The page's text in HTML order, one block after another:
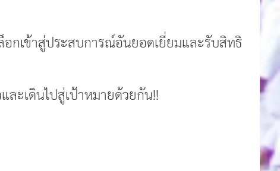
กเข้าสู่ประสบการณ์อันยอดเยี่ยมและรับสิทธิ
ะเดินไปสู่เป้าหมายด้วยกัน!!